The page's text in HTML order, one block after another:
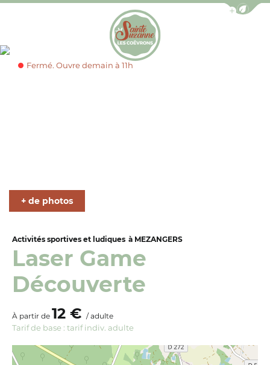
Afficher la
Office de Tourisme de Sainte-Suzanne les
Activités sportives et ludiques à MEZANGERS
Laser Game
Découverte
Photo 1, © Heine Laurent
+ de photos
Fermé. Ouvre demain à 11h
À partir de 12 € / adulte
Tarif de base : tarif indiv. adulte